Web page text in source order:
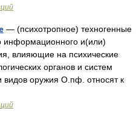
— (психотропное) техногенные
информационного и(или)
влияющие на психические
органов и систем
видов оружия О.пф. относят к